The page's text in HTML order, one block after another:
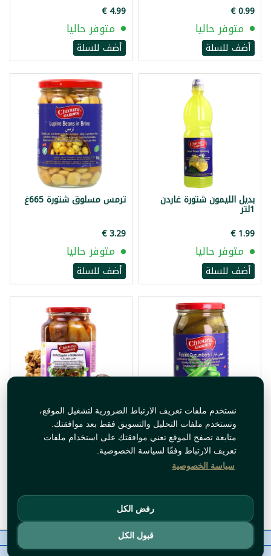
نستخدم ملفات تعريف الارتباط الضرورية لتشغيل الموقع،
ونستخدم ملفات التحليل والتسويق فقط بعد موافقتك.
متابعة تصفح الموقع تعني موافقتك على استخدام ملفات
تعريف الارتباط وفقًا لسياسة الخصوصية.
سياسة الخصوصية
رفض الكل
قبول الكل
متوفر حاليا
أضف للسلة
متوفر حاليا
أضف للسلة
بديل الليمون شتورة غاردن
1لتر
متوفر حاليا
أضف للسلة
ترمس مسلوق شتورة 665غ
متوفر حاليا
أضف للسلة
مخلل خيار حدائق شتورة
1000غ
متوفر حاليا
أضف للسلة
مكدوس شتورة 1300غ
أضف للسلة